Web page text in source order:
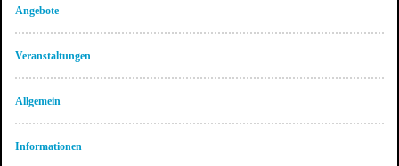
Angebote
Veranstaltungen
Allgemein
Informationen